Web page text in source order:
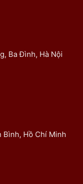
Ba Đình, Hà Nội
Bình, Hồ Chí Minh